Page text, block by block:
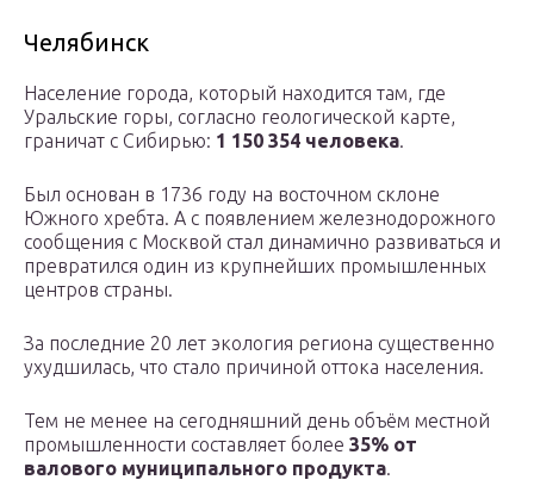
Челябинск
Население города, который находится там, где
Уральские горы, согласно геологической карте,
граничат с Сибирью: 1 150 354 человека.
Был основан в 1736 году на восточном склоне
Южного хребта. А с появлением железнодорожного
сообщения с Москвой стал динамично развиваться и
превратился один из крупнейших промышленных
центров страны.
За последние 20 лет экология региона существенно
ухудшилась, что стало причиной оттока населения.
Тем не менее на сегодняшний день объём местной
промышленности составляет более 35% от
валового муниципального продукта.